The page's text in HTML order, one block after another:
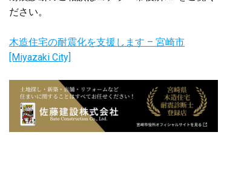
ださい。
木造住宅の耐震化を支援します – 宮崎市
[Miyazaki City]